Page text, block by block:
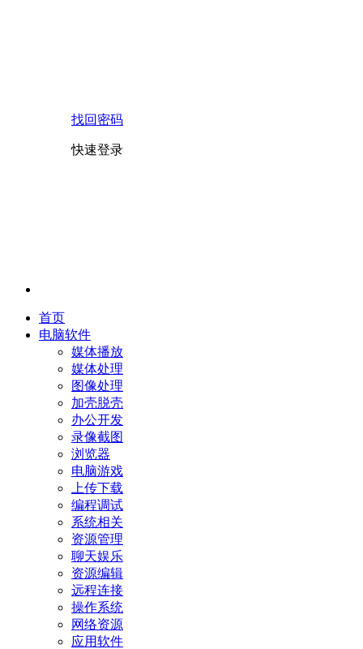
找回密码
快速登录
首页
电脑软件
媒体播放
媒体处理
图像处理
加壳脱壳
办公开发
录像截图
浏览器
电脑游戏
上传下载
编程调试
系统相关
资源管理
聊天娱乐
资源编辑
远程连接
操作系统
网络资源
应用软件